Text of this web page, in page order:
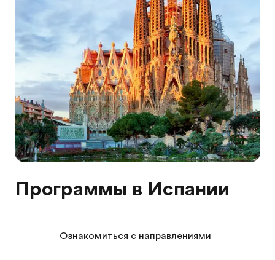
О нас
Кто мы
Карьера
Присоединиться к нашей команде
Программы в Испании
Ознакомиться с направлениями